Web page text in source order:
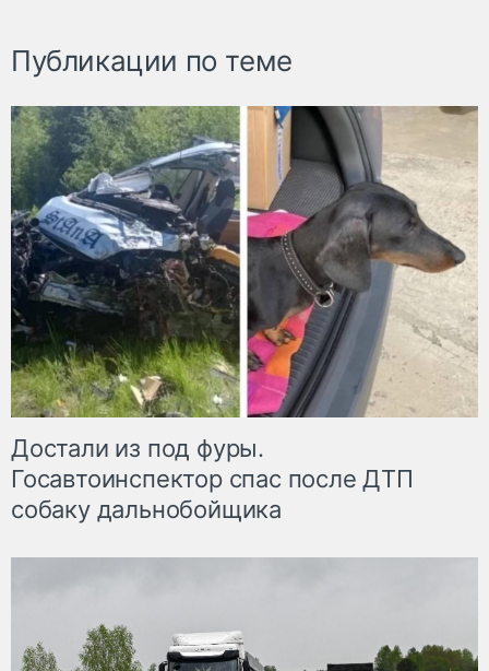
Публикации по теме
Достали из под фуры.
Госавтоинспектор спас после ДТП
собаку дальнобойщика